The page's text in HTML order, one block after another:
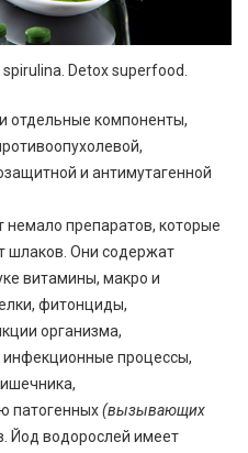
Detox superfood.
отдельные компоненты,
и антимутагенной
немало препаратов, которые
шлаков. Они содержат
витамины, макро и
фитонциды,
организма,
процессы,
патогенных(вызывающих
Йод водорослей имеет